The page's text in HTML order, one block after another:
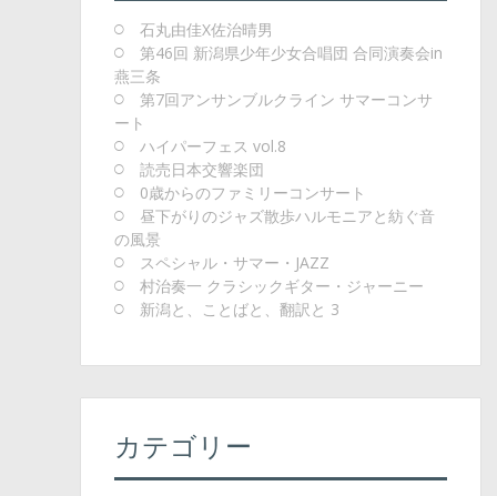
石丸由佳X佐治晴男
第46回 新潟県少年少女合唱団 合同演奏会in
燕三条
第7回アンサンブルクライン サマーコンサ
ート
ハイパーフェス vol.8
読売日本交響楽団
0歳からのファミリーコンサート
昼下がりのジャズ散歩ハルモニアと紡ぐ音
の風景
スペシャル・サマー・JAZZ
村治奏一 クラシックギター・ジャーニー
新潟と、ことばと、翻訳と 3
カテゴリー